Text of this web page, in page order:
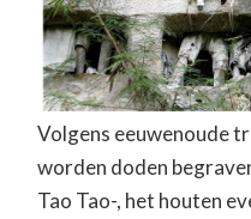
Volgens eeuwenoude
worden doden
Tao Tao-, het houten